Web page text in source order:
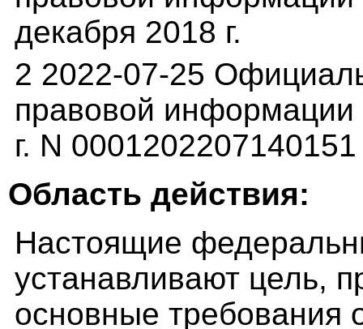
декабря 2018 г.
2 2022-07-25
правовой
г. N 0001202207140151
Область действия:
Настоящие
устанавливают цель,
основные требования